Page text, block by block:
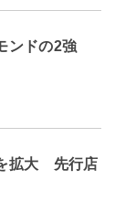
ンドの2強
拡大 先行店